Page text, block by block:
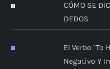
CÓMO SE
DEDOS
El Verbo "to
Negativo Y